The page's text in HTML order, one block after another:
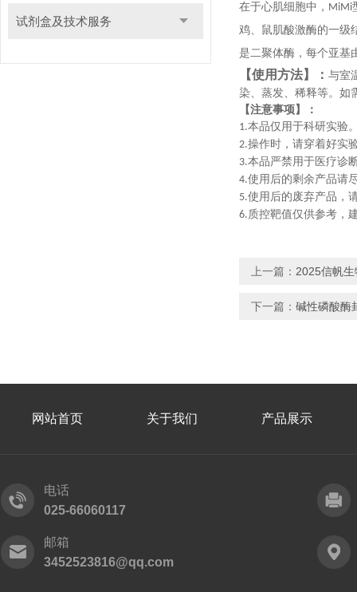
试剂盒及技术服务
在于心肌细胞中， MiMi
鸡、鼠肌酸激酶的一级
是二聚体酶，每个亚基
【使用方法】： 与室
染、蒸发、稀释等。如
【注意事项】：
1.本品仅用于科研实验
2.操作时，请穿着好实
3.本品严禁用于医疗诊
4.使用后的剩余产品请
5.使用后的废弃产品，
6.质控靶值仅供参考，
上一篇： 2025信帆
下一篇： 碱性磷酸酶
网站首页 关于我们 产品展示
电话
025-66060117
邮箱
3452523816@qq.com